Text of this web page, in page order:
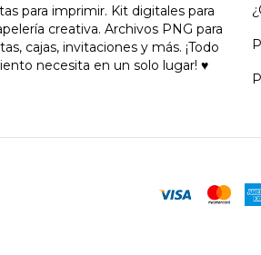
para imprimir. Kit digitales para
creativa. Archivos PNG para
cajas, invitaciones y más. ¡Todo
necesita en un solo lugar! ♥